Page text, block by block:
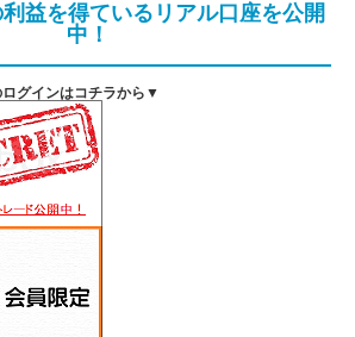
益を得ているリアル口座を公開
中！
グインはコチラから▼